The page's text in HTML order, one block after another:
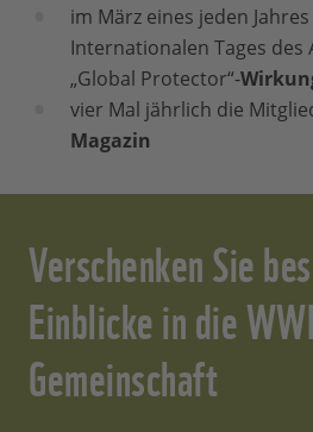
im März eines jeden
Internationalen Tages des
„Global Protector“-
vier Mal jährlich die
Magazin
Verschenken Sie
Einblicke in die
Gemeinschaft